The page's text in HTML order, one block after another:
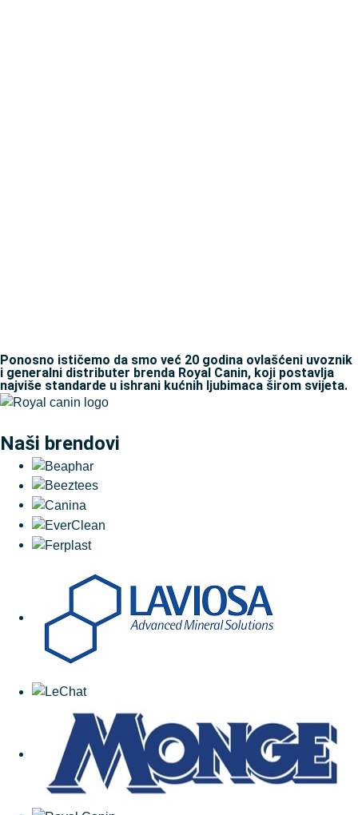
Ponosno ističemo da smo već 20 godina ovlašćeni uvoznik
i generalni distributer brenda Royal Canin, koji postavlja
najviše standarde u ishrani kućnih ljubimaca širom svijeta.
Naši brendovi